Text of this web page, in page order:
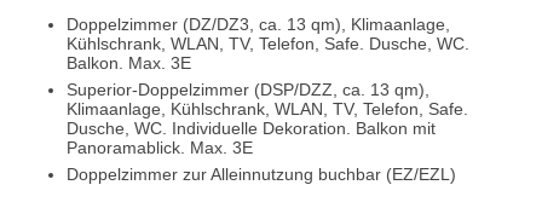
Doppelzimmer (DZ/DZ3, ca. 13 qm), Klimaanlage,
Kühlschrank, WLAN, TV, Telefon, Safe. Dusche, WC.
Balkon. Max. 3E
Superior-Doppelzimmer (DSP/DZZ, ca. 13 qm),
Klimaanlage, Kühlschrank, WLAN, TV, Telefon, Safe.
Dusche, WC. Individuelle Dekoration. Balkon mit
Panoramablick. Max. 3E
Doppelzimmer zur Alleinnutzung buchbar (EZ/EZL)